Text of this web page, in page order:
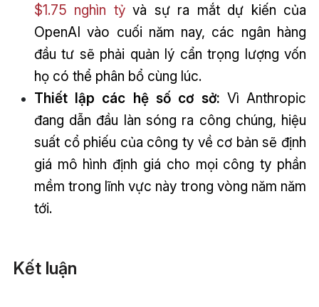
$1.75 nghìn tỷvà sự ra mắt dự kiến của
OpenAI vào cuối năm nay, các ngân hàng
đầu tư sẽ phải quản lý cẩn trọng lượng vốn
họ có thể phân bổ cùng lúc.
Thiết lập các hệ số cơ sở: Vì Anthropic
đang dẫn đầu làn sóng ra công chúng, hiệu
suất cổ phiếu của công ty về cơ bản sẽ định
giá mô hình định giá cho mọi công ty phần
mềm trong lĩnh vực này trong vòng năm năm
tới.
Kết luận